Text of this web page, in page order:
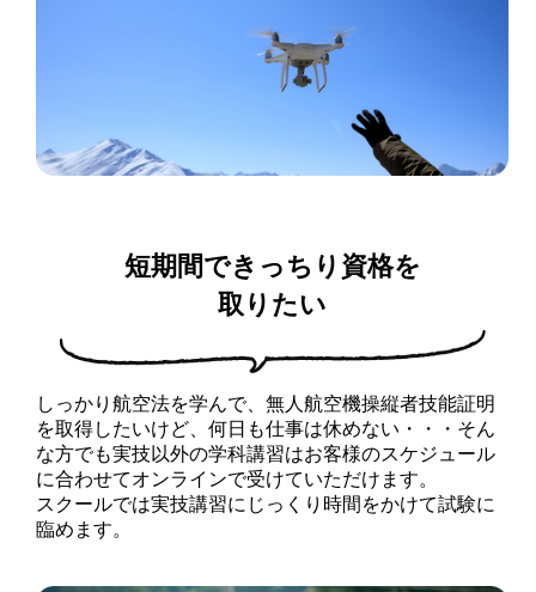
短期間できっちり資格を
取りたい
しっかり航空法を学んで、無人航空機操縦者技能証明
を取得したいけど、何日も仕事は休めない・・・そん
な方でも実技以外の学科講習はお客様のスケジュール
に合わせてオンラインで受けていただけます。
スクールでは実技講習にじっくり時間をかけて試験に
臨めます。